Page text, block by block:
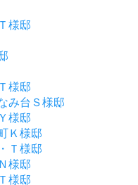
様邸
様邸
み台Ｓ様邸
様邸
Ｋ様邸
Ｔ様邸
様邸
様邸